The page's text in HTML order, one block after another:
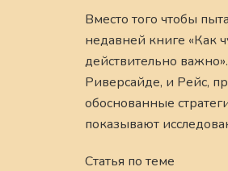
Вместо того чтобы
недавней книге «Как
действительно
Риверсайде, и Рейс,
обоснованные
показывают
Статья по теме